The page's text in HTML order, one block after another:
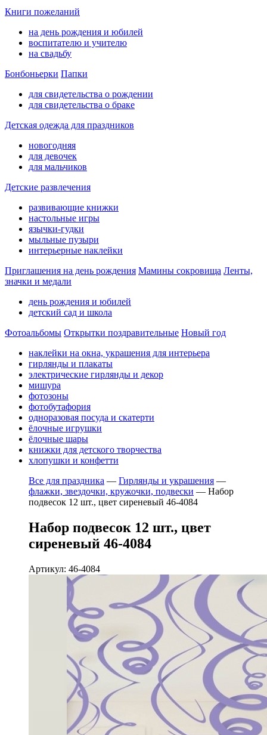
Книги пожеланий
на день рождения и юбилей
воспитателю и учителю
на свадьбу
Бонбоньерки Папки
для свидетельства о рождении
для свидетельства о браке
Детская одежда для праздников
новогодняя
для девочек
для мальчиков
Детские развлечения
развивающие книжки
настольные игры
язычки-гудки
мыльные пузыри
интерьерные наклейки
Приглашения на день рождения Мамины сокровища Ленты,
значки и медали
день рождения и юбилей
детский сад и школа
Фотоальбомы Открытки поздравительные Новый год
наклейки на окна, украшения для интерьера
гирлянды и плакаты
электрические гирлянды и декор
мишура
фотозоны
фотобутафория
одноразовая посуда и скатерти
ёлочные игрушки
ёлочные шары
книжки для детского творчества
хлопушки и конфетти
Все для праздника — Гирлянды и украшения —
флажки, звездочки, кружочки, подвески — Набор
подвесок 12 шт., цвет сиреневый 46-4084
Набор подвесок 12 шт., цвет
сиреневый 46-4084
Артикул: 46-4084